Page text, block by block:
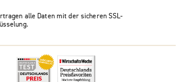
alle Daten mit der sicheren SSL-